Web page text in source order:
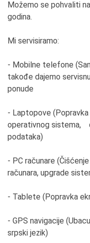
Možemo se pohvaliti
godina.
Mi servisiramo:
- Mobilne telefone
takođe dajemo
ponude
- Laptopove (Popravka
operativnog sistema,
podataka)
- PC računare
računara, upgrade
- Tablete (Popravka
- GPS navigacije
srpski jezik)